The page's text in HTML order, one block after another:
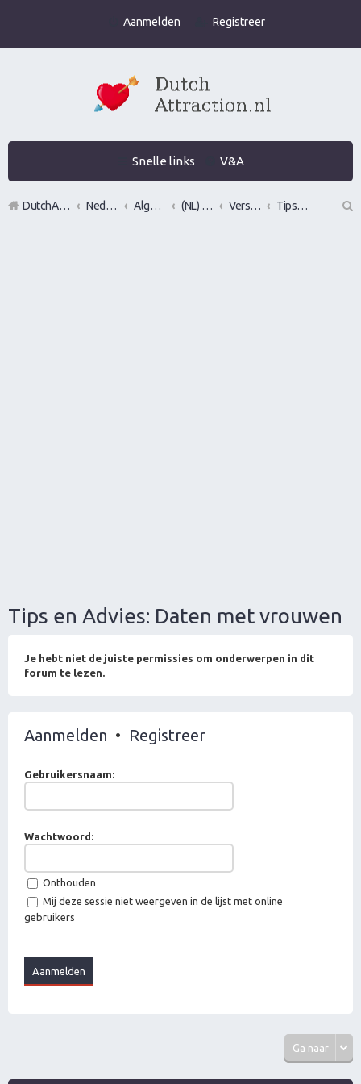
Aanmelden Registreer
Snelle links V&A
DutchAttraction.nl Nederlands grootste Dutch Attraction, Lifestyle, Vrouwen versieren en Pick-Up (PUA) Forum Algemeen (NL) General Seduction/Attraction talk Versiertips over vrouwen versieren, flirten en verleiden
Tips en Advies: Daten met vrouwen
Tips en Advies: Daten met vrouwen
Je hebt niet de juiste permissies om onderwerpen in dit
forum te lezen.
Aanmelden • Registreer
Gebruikersnaam:
Wachtwoord:
Onthouden
Mij deze sessie niet weergeven in de lijst met online
gebruikers
Ga naar